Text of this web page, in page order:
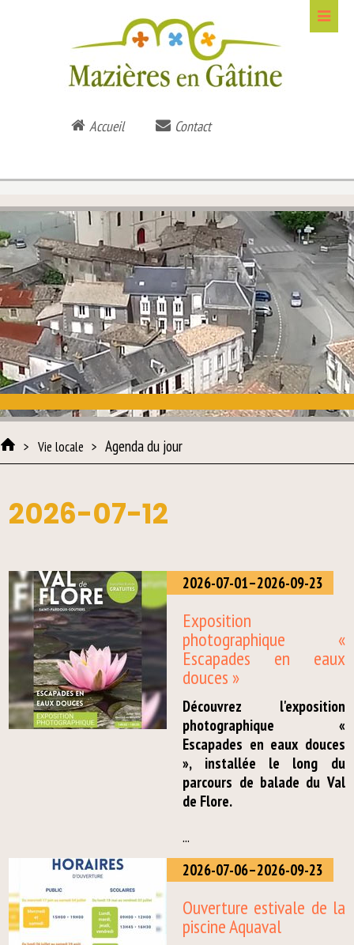
Accueil Contact
Vie locale Agenda du jour
2026-07-12
2026-07-01–2026-09-23
Exposition
photographique «
Escapades en eaux
douces »
Découvrez l'exposition
photographique «
Escapades en eaux douces
», installée le long du
parcours de balade du Val
de Flore.
...
2026-07-06–2026-09-23
Ouverture estivale de la
piscine Aquaval